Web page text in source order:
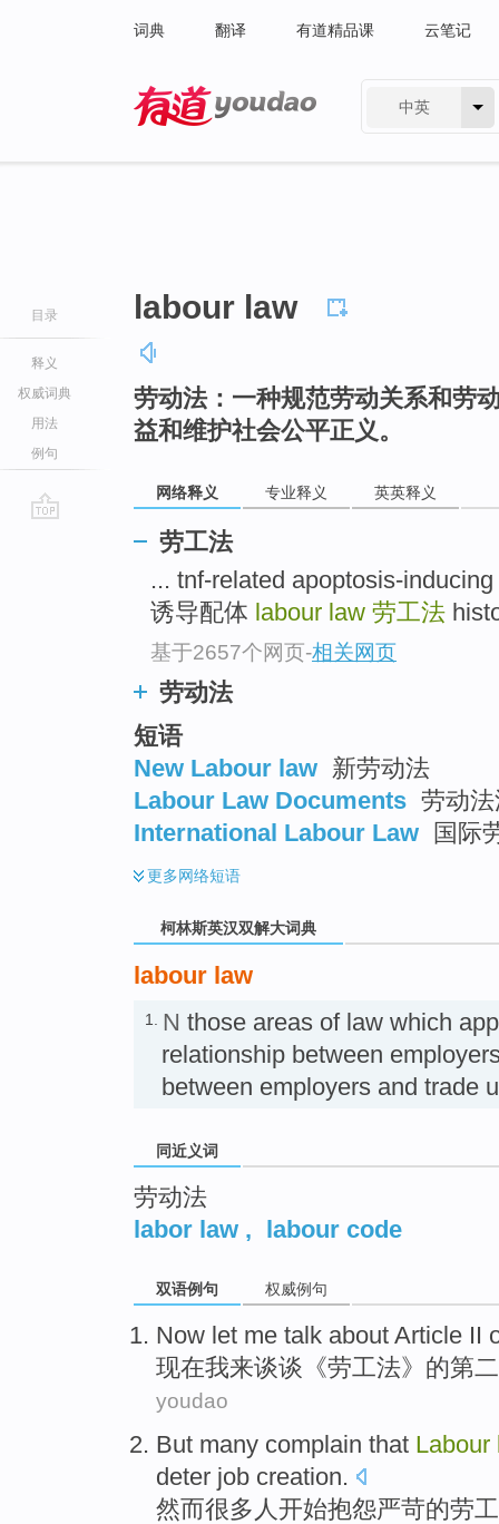
词典 翻译 有道精品课 云笔记
中英
目录
释义
权威词典
用法
例句
labour law
劳动法：一种规范劳动关系和劳
益和维护社会公平正义。
网络释义 专业释义 英英释义
劳工法
... tnf-related apoptosis-
诱导配体 labour law 劳工法
基于2657个网页-相关网页
劳动法
短语
New Labour law 新劳动法
Labour Law Documents 劳动
International Labour Law
国际
更多网络短语
柯林斯英汉双解大词典
labour law
1. N those areas of law which
relationship between
between employers and trade
同近义词
劳动法
labor law , labour code
双语例句 权威例句
Now let me talk about Article II
现在我来谈谈 《劳工法》的第二
youdao
But many complain that Labour
deter job creation.
然而很多人 开始抱怨严苛的劳工